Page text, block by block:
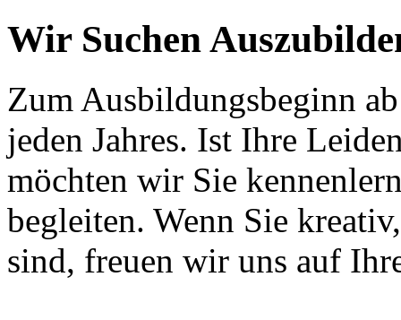
Wir Suchen
Zum Ausbildungsbeginn
jeden Jahres. Ist Ihre
möchten wir Sie
begleiten. Wenn Sie
sind, freuen wir uns auf